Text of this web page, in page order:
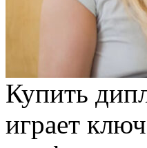
Купить
играет